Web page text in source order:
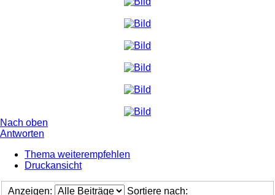
Nach oben
Antworten
Thema weiterempfehlen
Druckansicht
Anzeigen:
Sortiere nach: